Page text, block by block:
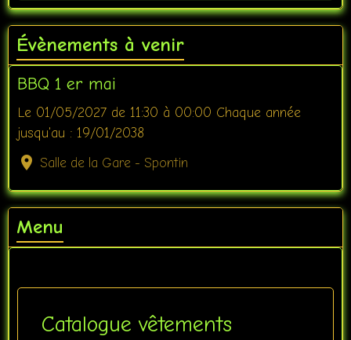
Évènements à venir
BBQ 1 er mai
Le 01/05/2027 de 11:30 à 00:00 Chaque année
jusqu'au : 19/01/2038
Salle de la Gare - Spontin
Menu
Catalogue vêtements